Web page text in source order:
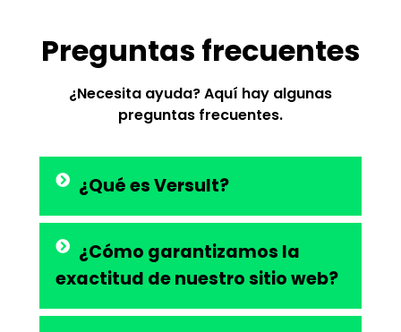
Preguntas frecuentes
¿Necesita ayuda? Aquí hay algunas
preguntas frecuentes.
¿Qué es Versult?
¿Cómo garantizamos la
exactitud de nuestro sitio web?